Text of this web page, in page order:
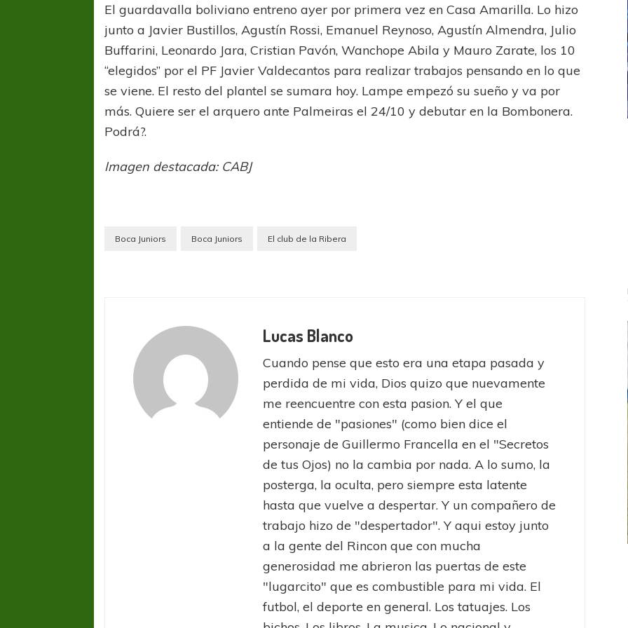
El guardavalla boliviano entreno ayer por primera vez en Casa Amarilla. Lo hizo
junto a Javier Bustillos, Agustín Rossi, Emanuel Reynoso, Agustín Almendra, Julio
Buffarini, Leonardo Jara, Cristian Pavón, Wanchope Abila y Mauro Zarate, los 10
“elegidos” por el PF Javier Valdecantos para realizar trabajos pensando en lo que
se viene. El resto del plantel se sumara hoy. Lampe empezó su sueño y va por
más. Quiere ser el arquero ante Palmeiras el 24/10 y debutar en la Bombonera.
Podrá?.
Imagen destacada: CABJ
Boca Juniors Boca Juniors El club de la Ribera
Lucas Blanco
Cuando pense que esto era una etapa pasada y
perdida de mi vida, Dios quizo que nuevamente
me reencuentre con esta pasion. Y el que
entiende de "pasiones" (como bien dice el
personaje de Guillermo Francella en el "Secretos
de tus Ojos) no la cambia por nada. A lo sumo, la
posterga, la oculta, pero siempre esta latente
hasta que vuelve a despertar. Y un compañero de
trabajo hizo de "despertador". Y aqui estoy junto
a la gente del Rincon que con mucha
generosidad me abrieron las puertas de este
"lugarcito" que es combustible para mi vida. El
futbol, el deporte en general. Los tatuajes. Los
FÚTBOL FEMENINO
REGIONAL AMATEUR
Verónica jugará ante Estrella del Sur en el
Federal
FÚTBOL FEMENINO
LIGA DE LA COSTA
Las campeonas festejaron ante su gente